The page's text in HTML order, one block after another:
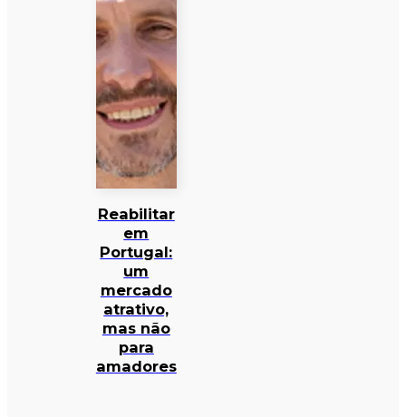
Reabilitar
em
Portugal:
um
mercado
atrativo,
mas não
para
amadores